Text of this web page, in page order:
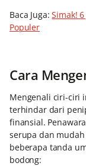
Baca Juga:Simak!
Populer
Cara
Mengenali ciri-ciri
terhindar dari
finansial.
serupa dan
beberapa tanda
bodong: